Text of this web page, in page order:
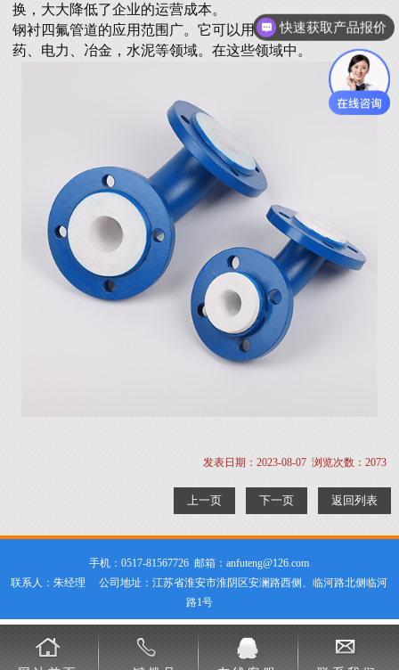
换，大大降低了企业的运营成本。
钢衬四氟管道的应用范围广。它可以用于各种化工生产、制
药、电力、冶金，水泥等领域。在这些领域中。
发表日期：2023-08-07 浏览次数：2073
上一页 下一页 返回列表
手机：0517-81567726 邮箱：anfuteng@126.com
联系人：朱经理 公司地址：江苏省淮安市淮阴区安澜路西侧、临河路北侧临河
路1号
快速获取产品报价